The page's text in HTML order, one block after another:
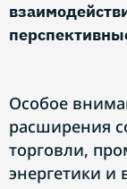
Особое
расширения
торговли,
энергетики и